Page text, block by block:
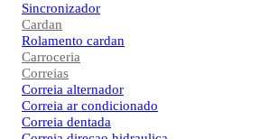
Sincronizador
Cardan
Rolamento cardan
Carroceria
Correias
Correia alternador
Correia ar condicionado
Correia dentada